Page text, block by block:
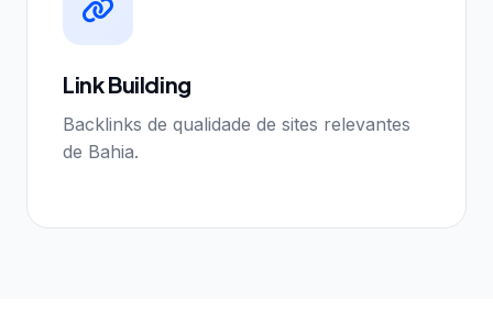
Link Building
Backlinks de qualidade de sites relevantes
de Bahia.